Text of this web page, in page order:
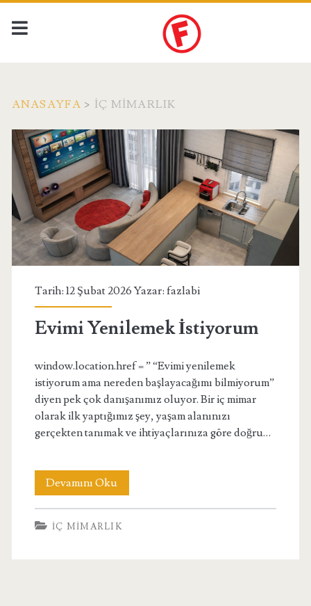
ANASAYFA > İÇ MIMARLIK
Kategori:
<span>İç
Mimarlık</span>
Tarih: 12 Şubat 2026 Yazar: fazlabi
Evimi Yenilemek İstiyorum
window.location.href = ” “Evimi yenilemek
istiyorum ama nereden başlayacağımı bilmiyorum”
diyen pek çok danışanımız oluyor. Bir iç mimar
olarak ilk yaptığımız şey, yaşam alanınızı
gerçekten tanımak ve ihtiyaçlarınıza göre doğru…
Devamını OkuEvimi
Yenilemek
İstiyorum
İÇ MIMARLIK